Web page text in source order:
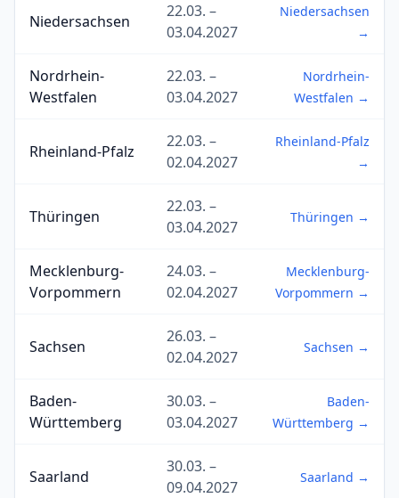
Niedersachsen
22.03. –
03.04.2027
Niedersachsen
→
Nordrhein-
Westfalen
22.03. –
03.04.2027
Nordrhein-
Westfalen →
Rheinland-Pfalz
22.03. –
02.04.2027
Rheinland-Pfalz
→
Thüringen
22.03. –
03.04.2027
Thüringen →
Mecklenburg-
Vorpommern
24.03. –
02.04.2027
Mecklenburg-
Vorpommern →
Sachsen
26.03. –
02.04.2027
Sachsen →
Baden-
Württemberg
30.03. –
03.04.2027
Baden-
Württemberg →
Saarland
30.03. –
09.04.2027
Saarland →